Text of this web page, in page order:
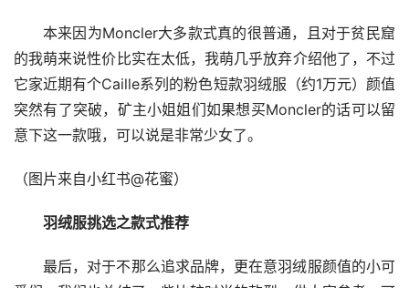
本来因为Moncler大多款式真的很普通，且对于贫民窟
的我萌来说性价比实在太低，我萌几乎放弃介绍他了，不过
它家近期有个Caille系列的粉色短款羽绒服（约1万元）颜值
突然有了突破，矿主小姐姐们如果想买Moncler的话可以留
意下这一款哦，可以说是非常少女了。
（图片来自小红书@花蜜）
羽绒服挑选之款式推荐
最后，对于不那么追求品牌，更在意羽绒服颜值的小可